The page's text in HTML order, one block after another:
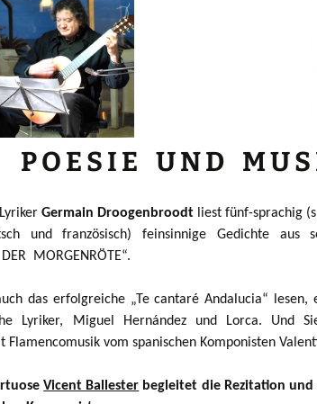
P O E S I E U N D M U S
Germain Droogenbroodt liest fünf-sprachig
und französisch) feinsinnige Gedichte aus
MORGENRÖTE“.
das erfolgreiche „Te cantaré Andalucia“ lesen,
Lyriker, Miguel Hernández und Lorca. Und
Flamencomusik vom spanischen Komponisten
Vicent Ballester begleitet die Rezitation